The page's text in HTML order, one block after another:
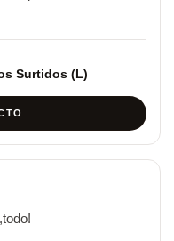
Surtidos (L)